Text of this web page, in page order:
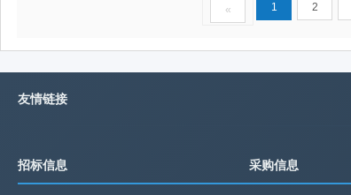
« 1 2
友情链接
招标信息 采购信息